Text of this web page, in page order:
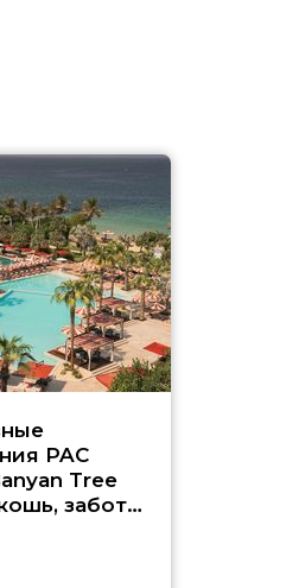
PAC
Tree
забота